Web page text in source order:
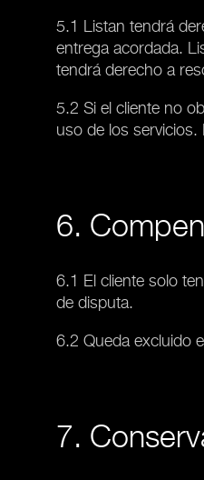
5.1 Listan tendrá
entrega acordada.
tendrá derecho a
5.2 Si el cliente no
uso de los
6.
6.1 El cliente solo
de disputa.
6.2 Queda excluido
7.